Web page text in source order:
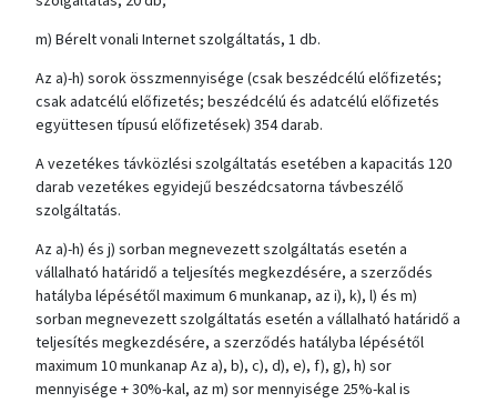
m) Bérelt vonali Internet szolgáltatás, 1 db.
Az a)-h) sorok összmennyisége (csak beszédcélú előfizetés;
csak adatcélú előfizetés; beszédcélú és adatcélú előfizetés
együttesen típusú előfizetések) 354 darab.
A vezetékes távközlési szolgáltatás esetében a kapacitás 120
darab vezetékes egyidejű beszédcsatorna távbeszélő
szolgáltatás.
Az a)-h) és j) sorban megnevezett szolgáltatás esetén a
vállalható határidő a teljesítés megkezdésére, a szerződés
hatályba lépésétől maximum 6 munkanap, az i), k), l) és m)
sorban megnevezett szolgáltatás esetén a vállalható határidő a
teljesítés megkezdésére, a szerződés hatályba lépésétől
maximum 10 munkanap Az a), b), c), d), e), f), g), h) sor
mennyisége + 30%-kal, az m) sor mennyisége 25%-kal is